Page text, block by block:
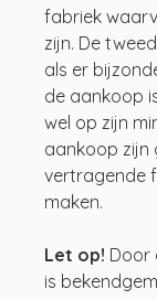
fabriek
zijn. De
als er
de aankoop
wel op zijn
aankoop zijn
vertragende
maken.
Let op! Door
is